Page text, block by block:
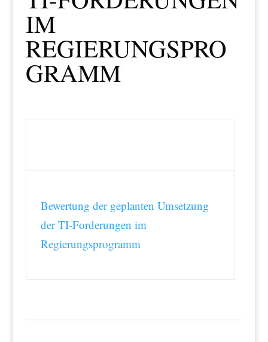
IM
REGIERUNGSPRO
GRAMM
Bewertung der geplanten Umsetzung
der TI-Forderungen im
Regierungsprogramm